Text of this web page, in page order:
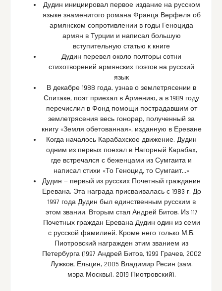
Дудин инициировал первое издание на русском
языке знаменитого романа Франца Верфеля об
армянском сопротивлении в годы Геноцида
армян в Турции и написал большую
вступительную статью к книге
Дудин перевел около полторы сотни
стихотворений армянских поэтов на русский
язык
В декабре 1988 года, узнав о землетрясении в
Спитаке, поэт приехал в Армению, а в 1989 году
перечислил в Фонд помощи пострадавшим от
землетрясения весь гонорар, полученный за
книгу «Земля обетованная», изданную в Ереване
Когда началось Карабахское движение, Дудин
одним из первых поехал в Нагорный Карабах,
где встречался с беженцами из Сумгаита и
написал стихи «То Геноцид, то Сумгаит…»
Дудин — первый из русских Почетный гражданин
Еревана. Эта награда присваивалась с 1983 г. До
1997 года Дудин был единственным русским в
этом звании. Вторым стал Андрей Битов. Из 117
Почетных граждан Еревана Дудин один из семи
с русской фамилией. Кроме него только М.Б.
Пиотровский награжден этим званием из
Петербурга (1997 Андрей Битов, 1999 Грачев, 2002
Лужков, Ельцин, 2005 Владимир Ресин (зам.
мэра Москвы), 2019 Пиотровский).